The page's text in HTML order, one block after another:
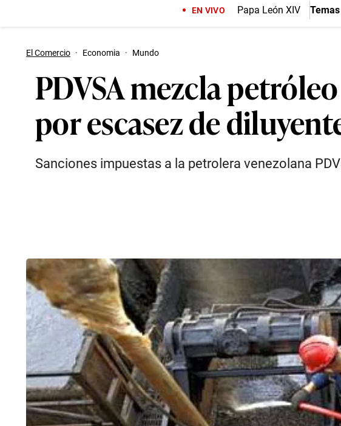
EN VIVO Papa León XIV
El Comercio · Economia · Mundo
PDVSA mezcla
por escasez de
Sanciones impuestas a la petrolera venezolana